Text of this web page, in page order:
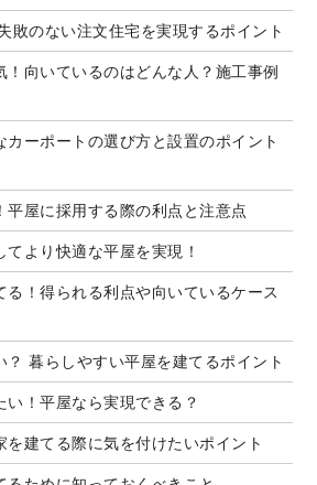
敗のない注文住宅を実現するポイント
！向いているのはどんな人？施工事例
ーポートの選び方と設置のポイント
平屋に採用する際の利点と注意点
より快適な平屋を実現！
る！得られる利点や向いているケース
？ 暮らしやすい平屋を建てるポイント
い！平屋なら実現できる？
を建てる際に気を付けたいポイント